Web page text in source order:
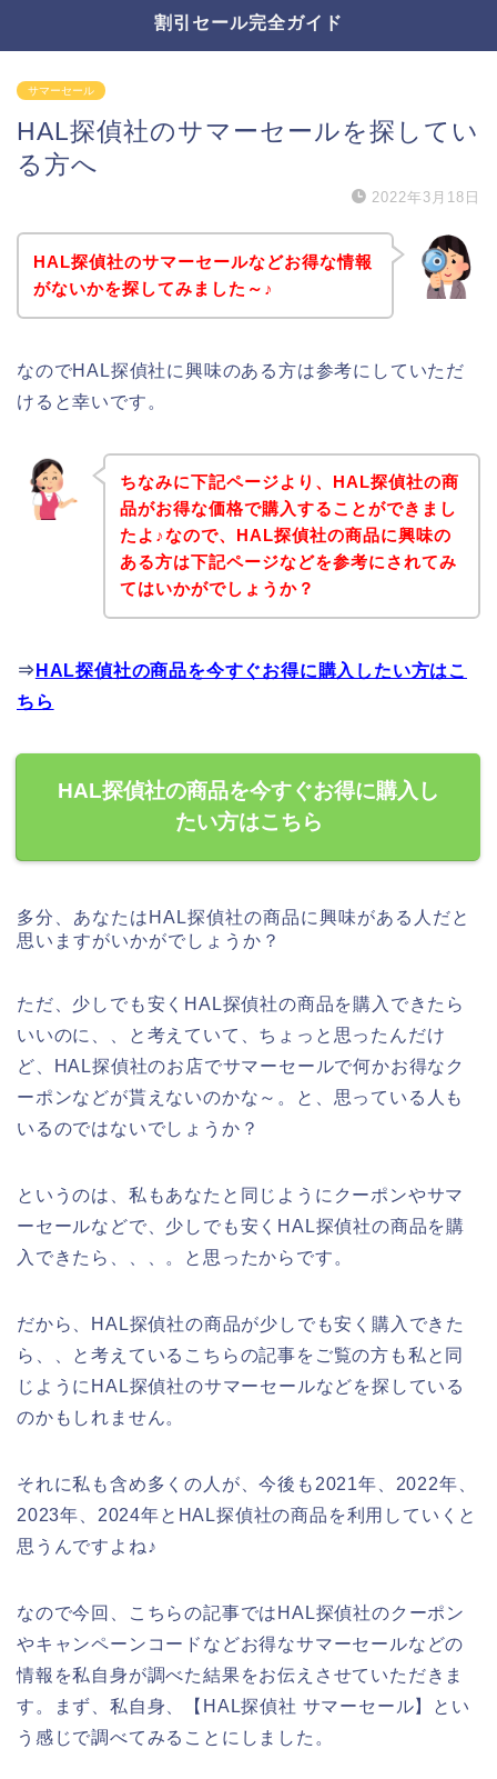
割引セール完全ガイド
サマーセール
HAL探偵社のサマーセールを探してい
る方へ
2022年3月18日
HAL探偵社のサマーセールなどお得な情報
がないかを探してみました～♪
なのでHAL探偵社に興味のある方は参考にしていただ
けると幸いです。
ちなみに下記ページより、HAL探偵社の商
品がお得な価格で購入することができまし
たよ♪なので、HAL探偵社の商品に興味の
ある方は下記ページなどを参考にされてみ
てはいかがでしょうか？
⇒ HAL探偵社の商品を今すぐお得に購入したい方はこ
ちら
HAL探偵社の商品を今すぐお得に購入し
たい方はこちら
多分、あなたはHAL探偵社の商品に興味がある人だと
思いますがいかがでしょうか？
ただ、少しでも安くHAL探偵社の商品を購入できたら
いいのに、、と考えていて、ちょっと思ったんだけ
ど、HAL探偵社のお店でサマーセールで何かお得なク
ーポンなどが貰えないのかな～。と、思っている人も
いるのではないでしょうか？
というのは、私もあなたと同じようにクーポンやサマ
ーセールなどで、少しでも安くHAL探偵社の商品を購
入できたら、、、。と思ったからです。
だから、HAL探偵社の商品が少しでも安く購入できた
ら、、と考えているこちらの記事をご覧の方も私と同
じようにHAL探偵社のサマーセールなどを探している
のかもしれません。
それに私も含め多くの人が、今後も2021年、2022年、
2023年、2024年とHAL探偵社の商品を利用していくと
思うんですよね♪
なので今回、こちらの記事ではHAL探偵社のクーポン
やキャンペーンコードなどお得なサマーセールなどの
情報を私自身が調べた結果をお伝えさせていただきま
す。まず、私自身、【HAL探偵社 サマーセール】とい
う感じで調べてみることにしました。